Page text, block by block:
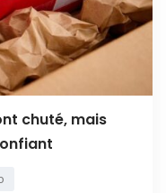
chuté, mais